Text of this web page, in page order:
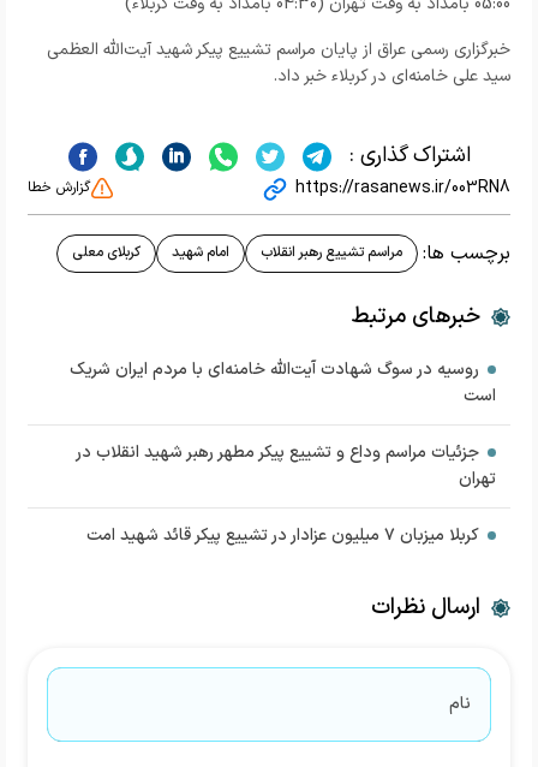
خبرگزاری رسمی عراق از پایان مراسم تشییع پیکر شهید آیت‌الله العظمی
سید علی خامنه‌ای در کربلاء خبر داد.
اشتراک گذاری :
https://rasanews.ir/003RN8 گزارش خطا
برچسب ها: مراسم تشییع رهبر انقلاب امام شهید کربلای معلی
خبرهای مرتبط
روسیه در سوگ شهادت آیت‌الله خامنه‌ای با مردم ایران شریک
است
جزئیات مراسم‌ وداع و تشییع پیکر مطهر رهبر شهید انقلاب در
تهران
کربلا میزبان ۷ میلیون عزادار در تشییع پیکر قائد شهید امت
ارسال نظرات